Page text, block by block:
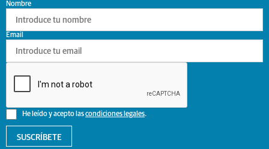
Nombre
He leído y acepto lascondiciones legales.
Email
SUSCRÍBETE